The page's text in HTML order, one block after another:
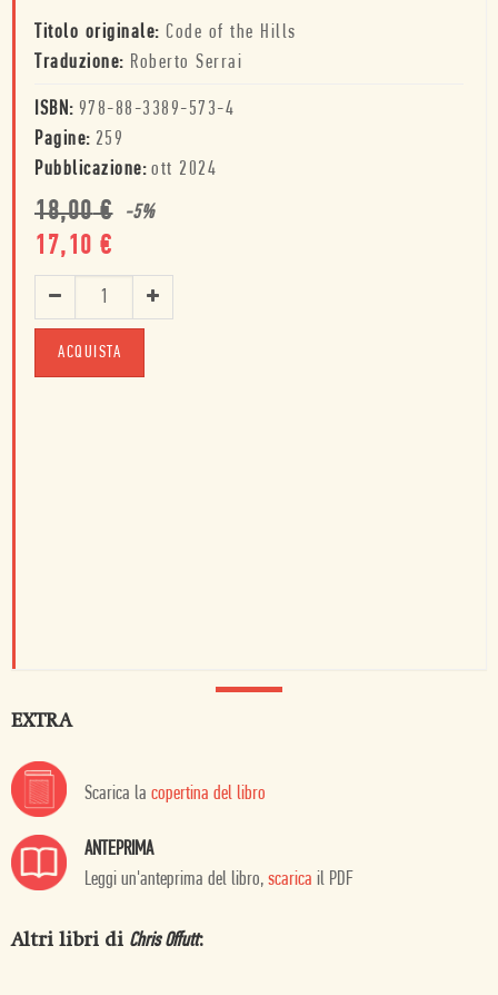
Titolo originale: Code of the Hills
Traduzione: Roberto Serrai
ISBN: 978-88-3389-573-4
Pagine: 259
Pubblicazione: ott 2024
18,00€ -5%
17,10 €
ACQUISTA
EXTRA
Scarica la copertina del libro
ANTEPRIMA
Leggi un'anteprima del libro, scarica il PDF
Altri libri di Chris Offutt: